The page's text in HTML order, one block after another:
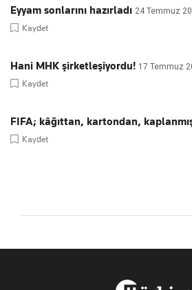
Eyyam sonlarını hazırladı 24 Temmuz
Kaydet
Hani MHK şirketleşiyordu! 17 Temmuz
Kaydet
FIFA; kâğıttan, kartondan,
Kaydet